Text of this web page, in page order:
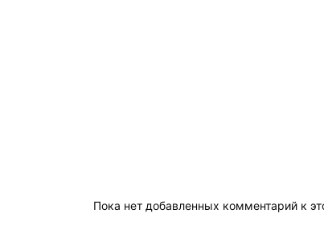
Пока нет добавленных комментарий к